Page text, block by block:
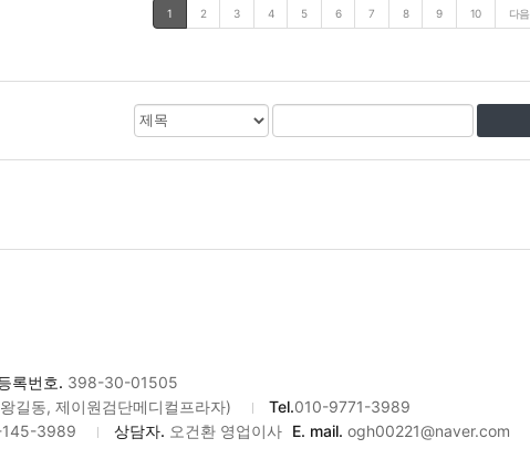
1 2 3 4 5 6 7 8 9 10 다음
검
색
대
상
검
어
록번호. 398-30-01505
길동, 제이원검단메디컬프라자) Tel.010-9771-3989
3989 상담자. 오건환 영업이사 E. mail. ogh00221@naver.com